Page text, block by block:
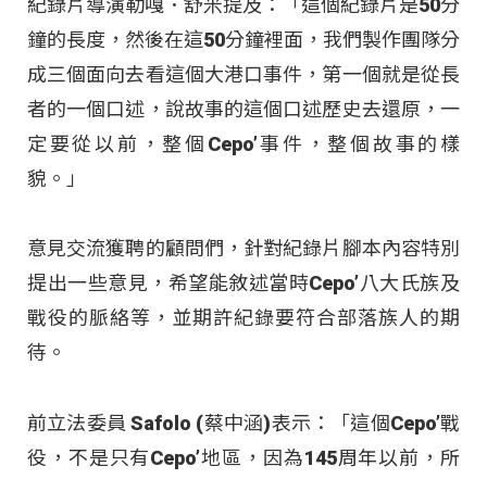
紀錄片導演勒嘎．舒米提及：「這個紀錄片是50分
鐘的長度，然後在這50分鐘裡面，我們製作團隊分
成三個面向去看這個大港口事件，第一個就是從長
者的一個口述，說故事的這個口述歷史去還原，一
定要從以前，整個Cepo’事件，整個故事的樣
貌。」
意見交流獲聘的顧問們，針對紀錄片腳本內容特別
提出一些意見，希望能敘述當時Cepo’八大氏族及
戰役的脈絡等，並期許紀錄要符合部落族人的期
待。
前立法委員 Safolo (蔡中涵)表示：「這個Cepo’戰
役，不是只有Cepo’地區，因為145周年以前，所